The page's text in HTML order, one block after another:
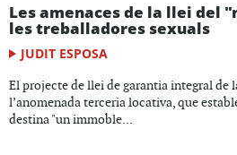
Les amenaces de la llei del
les treballadores sexuals
JUDIT ESPOSA
El projecte de llei de garantia integral de
l’anomenada terceria locativa, que
destina "un immoble...